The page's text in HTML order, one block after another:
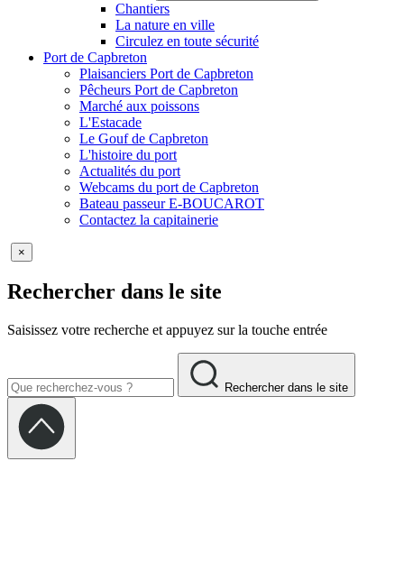
Chantiers
La nature en ville
Circulez en toute sécurité
Port de Capbreton
Plaisanciers Port de Capbreton
Pêcheurs Port de Capbreton
Marché aux poissons
L'Estacade
Le Gouf de Capbreton
L'histoire du port
Actualités du port
Webcams du port de Capbreton
Bateau passeur E-BOUCAROT
Contactez la capitainerie
×
Rechercher dans le site
Saisissez votre recherche et appuyez sur la touche entrée
Rechercher dans le site